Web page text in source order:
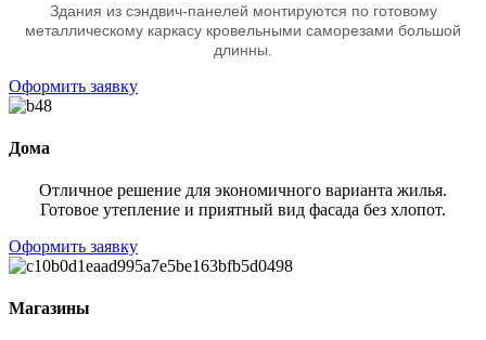
Здания из сэндвич-панелей монтируются по готовому
металлическому каркасу кровельными саморезами большой
длинны.
Оформить заявку
Дома
Отличное решение для экономичного варианта жилья.
Готовое утепление и приятный вид фасада без хлопот.
Оформить заявку
Магазины